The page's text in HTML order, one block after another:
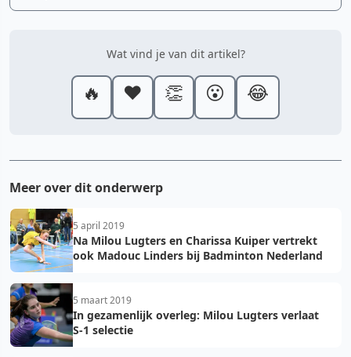
Wat vind je van dit artikel?
🔥 ❤️ 👏 😮 😂
Meer over dit onderwerp
5 april 2019
Na Milou Lugters en Charissa Kuiper vertrekt
ook Madouc Linders bij Badminton Nederland
5 maart 2019
In gezamenlijk overleg: Milou Lugters verlaat
S-1 selectie